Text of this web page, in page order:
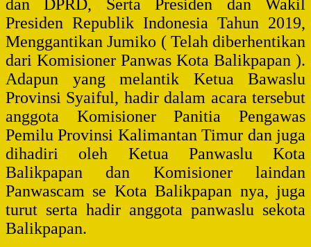
dan DPRD, Serta Presiden dan Wakil
Presiden Republik Indonesia Tahun 2019,
Menggantikan Jumiko ( Telah diberhentikan
dari Komisioner Panwas Kota Balikpapan ).
Adapun yang melantik Ketua Bawaslu
Provinsi Syaiful, hadir dalam acara tersebut
anggota Komisioner Panitia Pengawas
Pemilu Provinsi Kalimantan Timur dan juga
dihadiri oleh Ketua Panwaslu Kota
Balikpapan dan Komisioner laindan
Panwascam se Kota Balikpapan nya, juga
turut serta hadir anggota panwaslu sekota
Balikpapan.